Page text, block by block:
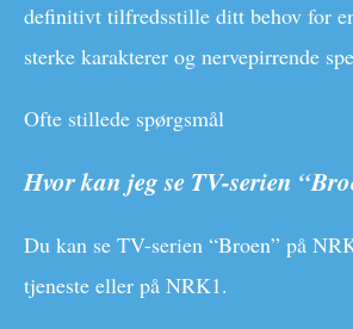
definitivt tilfredsstille ditt behov for
sterke karakterer og nervepirrende
Ofte stillede spørgsmål
Hvor kan jeg se TV-serien
Du kan se TV-serien “Broen” på
tjeneste eller på NRK1.